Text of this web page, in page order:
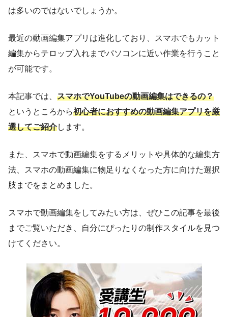
は多いのではないでしょうか。
最近の動画編集アプリは進化しており、スマホでもカット
編集からテロップ入れまでパソコンに近い作業を行うこと
が可能です。
本記事では、 スマホでYouTubeの動画編集はできるの？
というところから初心者におすすめの動画編集アプリを厳
選してご紹介します。
また、スマホで動画編集をするメリットや具体的な編集方
法、スマホの動画編集に物足りなくなった方に向けた選択
肢までをまとめました。
スマホで動画編集をしてみたい方は、ぜひこの記事を最後
までご覧いただき、自分にぴったりの制作スタイルを見つ
けてください。